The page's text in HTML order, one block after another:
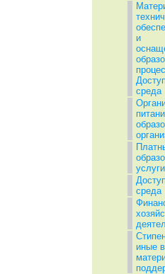
и
среда
услуги
среда
иные